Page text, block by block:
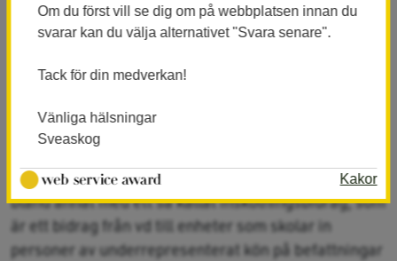
tillsvidareanställda kvinnor inom Sveaskog ökat från
20 till 27 procent och inom marknadsområdena
fördubblats. Den största utmaningen är
maskinförarna, där andelen kvinnor fortfarande är
mycket låg.
– För att få en jämnare könsfördelning jobbar vi
bland annat med ett så kallat inskolningsbidrag, som
är ett bidrag från vd till enheter som skolar in
personer av underrepresenterat kön på befattningar
Om du först vill se dig om på webbplatsen innan du
svarar kan du välja alternativet "Svara senare".
Tack för din medverkan!
Vänliga hälsningar
Sveaskog
Kakor